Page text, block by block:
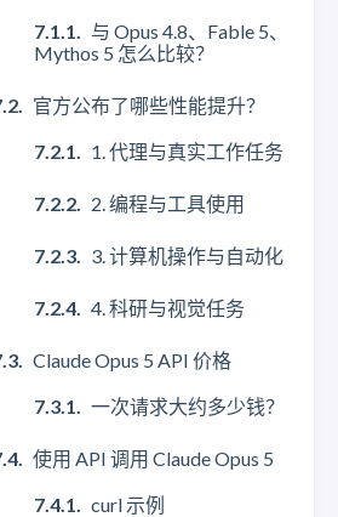
与 Opus 4.8、Fable 5、
Mythos 5 怎么比较？
官方公布了哪些性能提升？
1. 代理与真实工作任务
2. 编程与工具使用
3. 计算机操作与自动化
4. 科研与视觉任务
Claude Opus 5 API 价格
一次请求大约多少钱？
使用 API 调用 Claude Opus 5
curl 示例